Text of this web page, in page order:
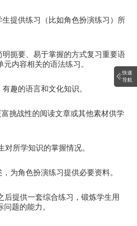
生提供练习（比如角色扮演练习）所
明扼要、易于掌握的方式复习重要语
内容相关的语法练习。
趣的语言和文化知识。
挑战性的阅读文章或其他素材供学
对所学知识的掌握情况。
为角色扮演练习提供必要资料。
后提供一套综合练习，锻炼学生用
题的能力。
快速
导航